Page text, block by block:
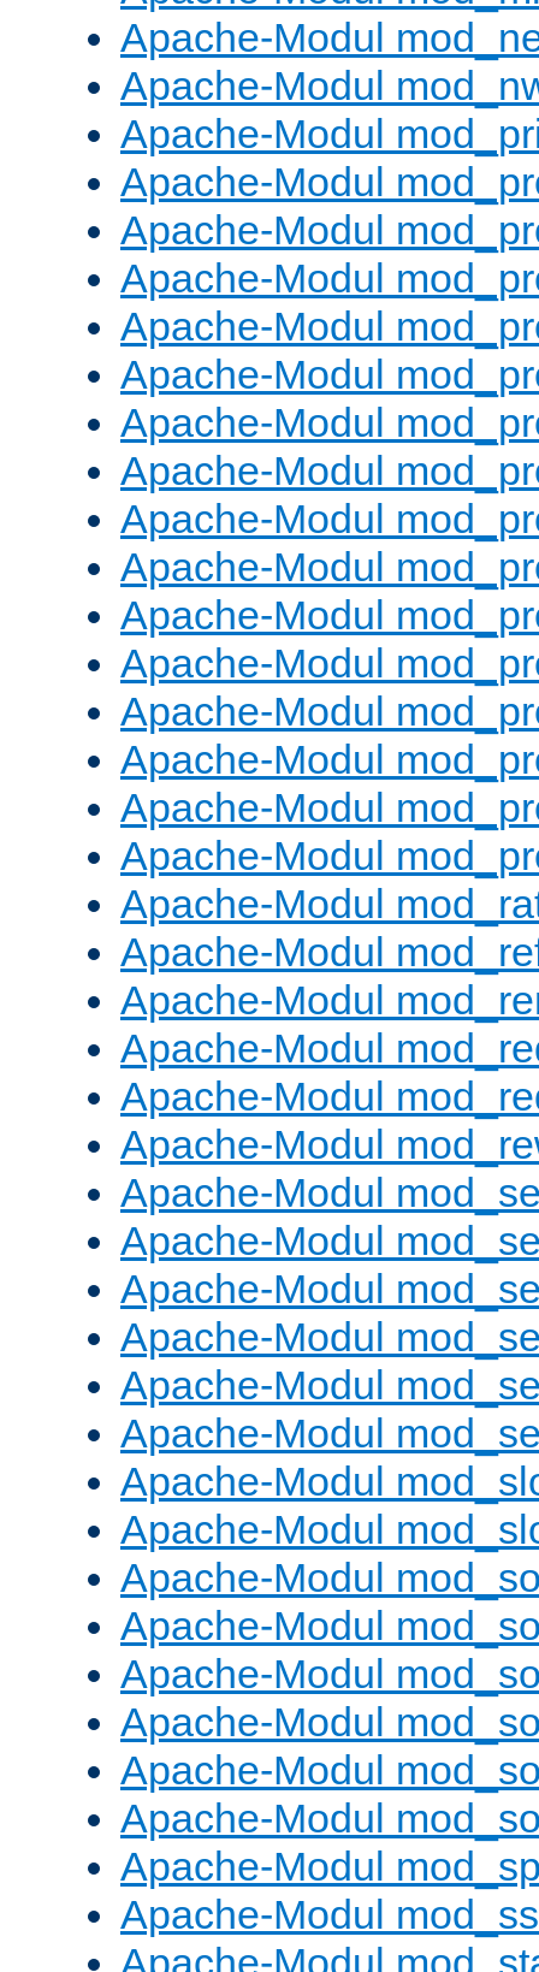
Apache-Modul
Apache-Modul
Apache-Modul
Apache-Modul
Apache-Modul
Apache-Modul
Apache-Modul
Apache-Modul
Apache-Modul
Apache-Modul
Apache-Modul
Apache-Modul
Apache-Modul
Apache-Modul
Apache-Modul
Apache-Modul
Apache-Modul
Apache-Modul
Apache-Modul
Apache-Modul
Apache-Modul
Apache-Modul
Apache-Modul
Apache-Modul
Apache-Modul
Apache-Modul
Apache-Modul
Apache-Modul
Apache-Modul
Apache-Modul
Apache-Modul
Apache-Modul
Apache-Modul
Apache-Modul
Apache-Modul
Apache-Modul
Apache-Modul
Apache-Modul
Apache-Modul
Apache-Modul
Apache-Modul